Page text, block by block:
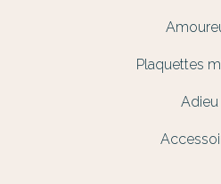
Plaquettes
Adieu